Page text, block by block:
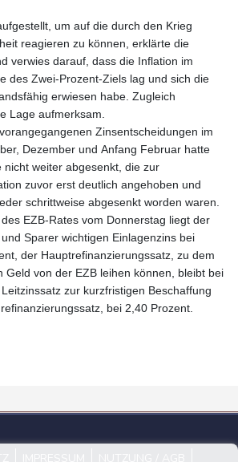
um auf die durch den Krieg
reagieren zu können, erklärte die
verwies darauf, dass die Inflation im
des Zwei-Prozent-Ziels lag und sich die
erwiesen habe. Zugleich
Lage aufmerksam.
Zinsentscheidungen im
Dezember und Anfang Februar hatte
nicht weiter abgesenkt, die zur
zuvor erst deutlich angehoben und
schrittweise abgesenkt worden waren.
EZB-Rates vom Donnerstag liegt der
Sparer wichtigen Einlagenzins bei
der Hauptrefinanzierungssatz, zu dem
Geld von der EZB leihen können, bleibt bei
zur kurzfristigen Beschaffung
bei 2,40 Prozent.